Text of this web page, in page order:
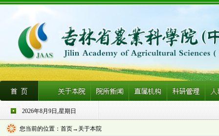
2026年8月9日,星期日
您当前的位置： 首页→关于本院